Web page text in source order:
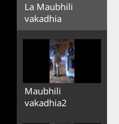
La Maubhili
vakadhia
Maubhili
vakadhia2